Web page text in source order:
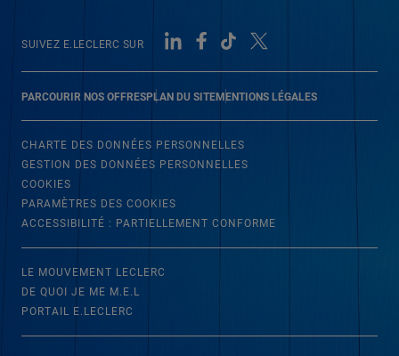
PARCOURIR NOS OFFRESPLAN DU SITEMENTIONS LÉGALES
SUIVEZ E.LECLERC SUR
CHARTE DES DONNÉES PERSONNELLES
GESTION DES DONNÉES PERSONNELLES
COOKIES
PARAMÈTRES DES COOKIES
ACCESSIBILITÉ : PARTIELLEMENT CONFORME
LE MOUVEMENT LECLERC
DE QUOI JE ME M.E.L
PORTAIL E.LECLERC